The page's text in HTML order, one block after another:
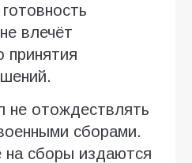
влечёт
принятия
не отождествлять
сборами.
на сборы издаются